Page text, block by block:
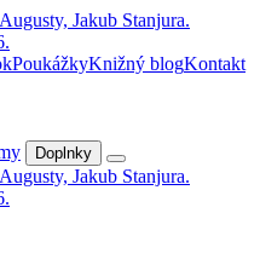
PoukážkyKnižný blogKontakt
Doplnky